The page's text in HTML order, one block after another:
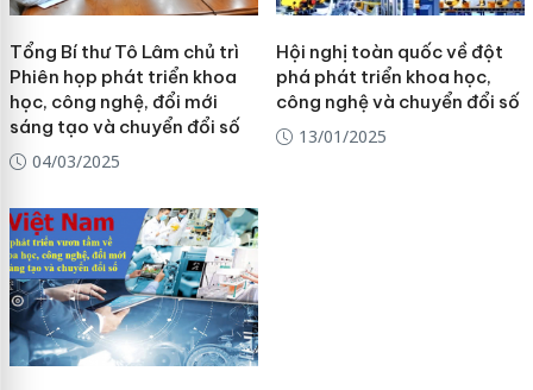
Tổng Bí thư Tô Lâm chủ trì
Phiên họp phát triển khoa
học, công nghệ, đổi mới
sáng tạo và chuyển đổi số
04/03/2025
Hội nghị toàn quốc về đột
phá phát triển khoa học,
công nghệ và chuyển đổi số
13/01/2025